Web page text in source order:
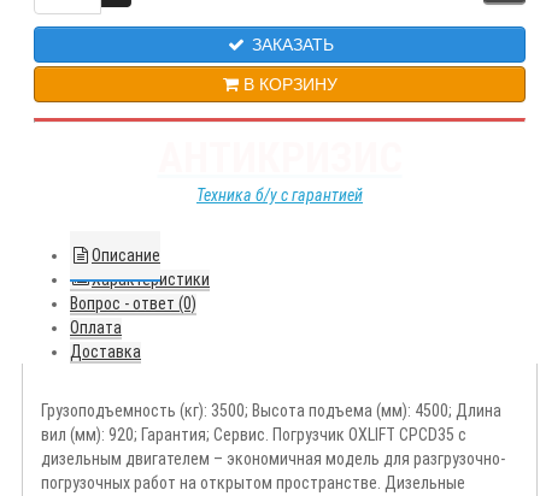
ЗАКАЗАТЬ
В КОРЗИНУ
Техника б/у с гарантией
Описание
Характеристики
Вопрос - ответ (0)
Оплата
Доставка
Грузоподъемность (кг): 3500; Высота подъема (мм): 4500; Длина
вил (мм): 920; Гарантия; Сервис. Погрузчик OXLIFT CPCD35 с
дизельным двигателем – экономичная модель для разгрузочно-
погрузочных работ на открытом пространстве. Дизельные